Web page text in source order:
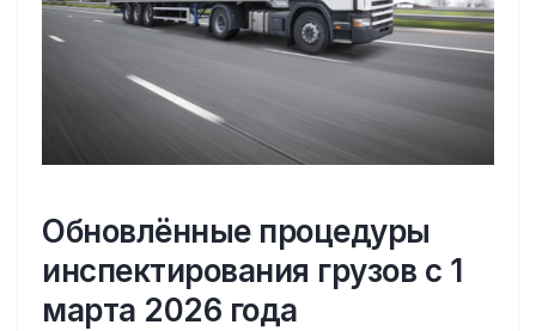
Обновлённые процедуры
инспектирования грузов с 1
марта 2026 года